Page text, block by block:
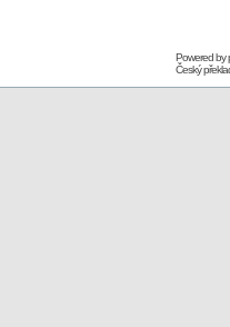
Powered by
Český